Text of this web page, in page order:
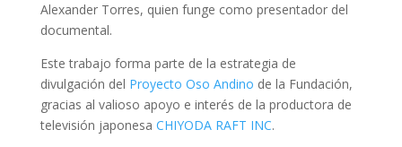
Alexander Torres, quien funge como presentador del
documental.
Este trabajo forma parte de la estrategia de
divulgación del Proyecto Oso Andino de la Fundación,
gracias al valioso apoyo e interés de la productora de
televisión japonesa CHIYODA RAFT INC.